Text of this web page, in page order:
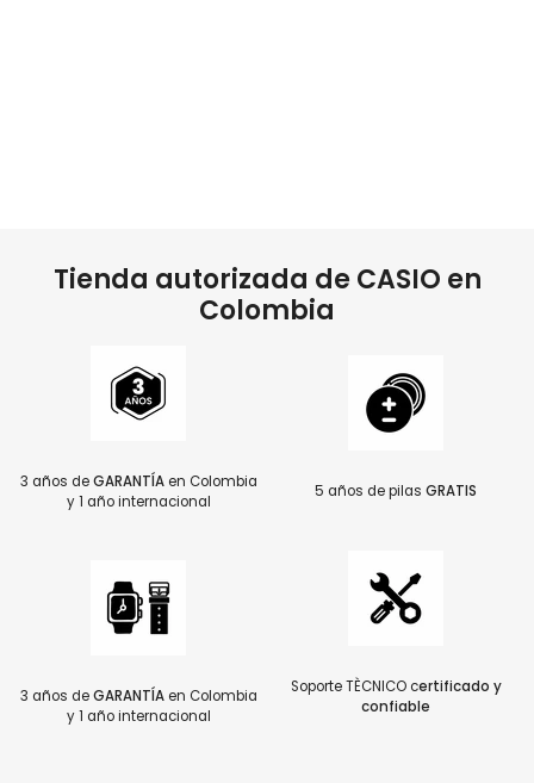
Tienda autorizada de CASIO en
Colombia
3 años deGARANTÍAen Colombia
y 1 año internacional
5 años de pilas GRATIS
3 años deGARANTÍAen Colombia
y 1 año internacional
Soporte TÈCNICO certificado y
confiable